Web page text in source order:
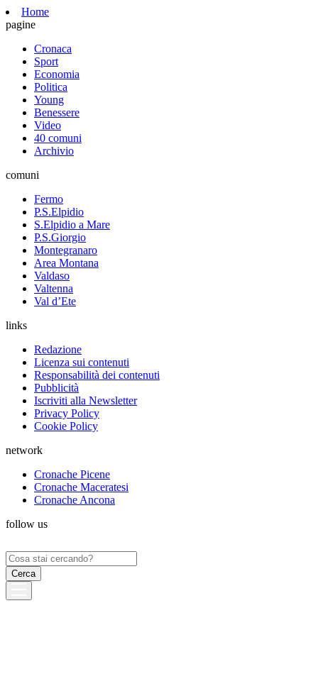
Home
pagine
Cronaca
Sport
Economia
Politica
Young
Benessere
Video
40 comuni
Archivio
comuni
Fermo
P.S.Elpidio
S.Elpidio a Mare
P.S.Giorgio
Montegranaro
Area Montana
Valdaso
Valtenna
Val d’Ete
links
Redazione
Licenza sui contenuti
Responsabilità dei contenuti
Pubblicità
Iscriviti alla Newsletter
Privacy Policy
Cookie Policy
network
Cronache Picene
Cronache Maceratesi
Cronache Ancona
follow us
Ricerca
per: